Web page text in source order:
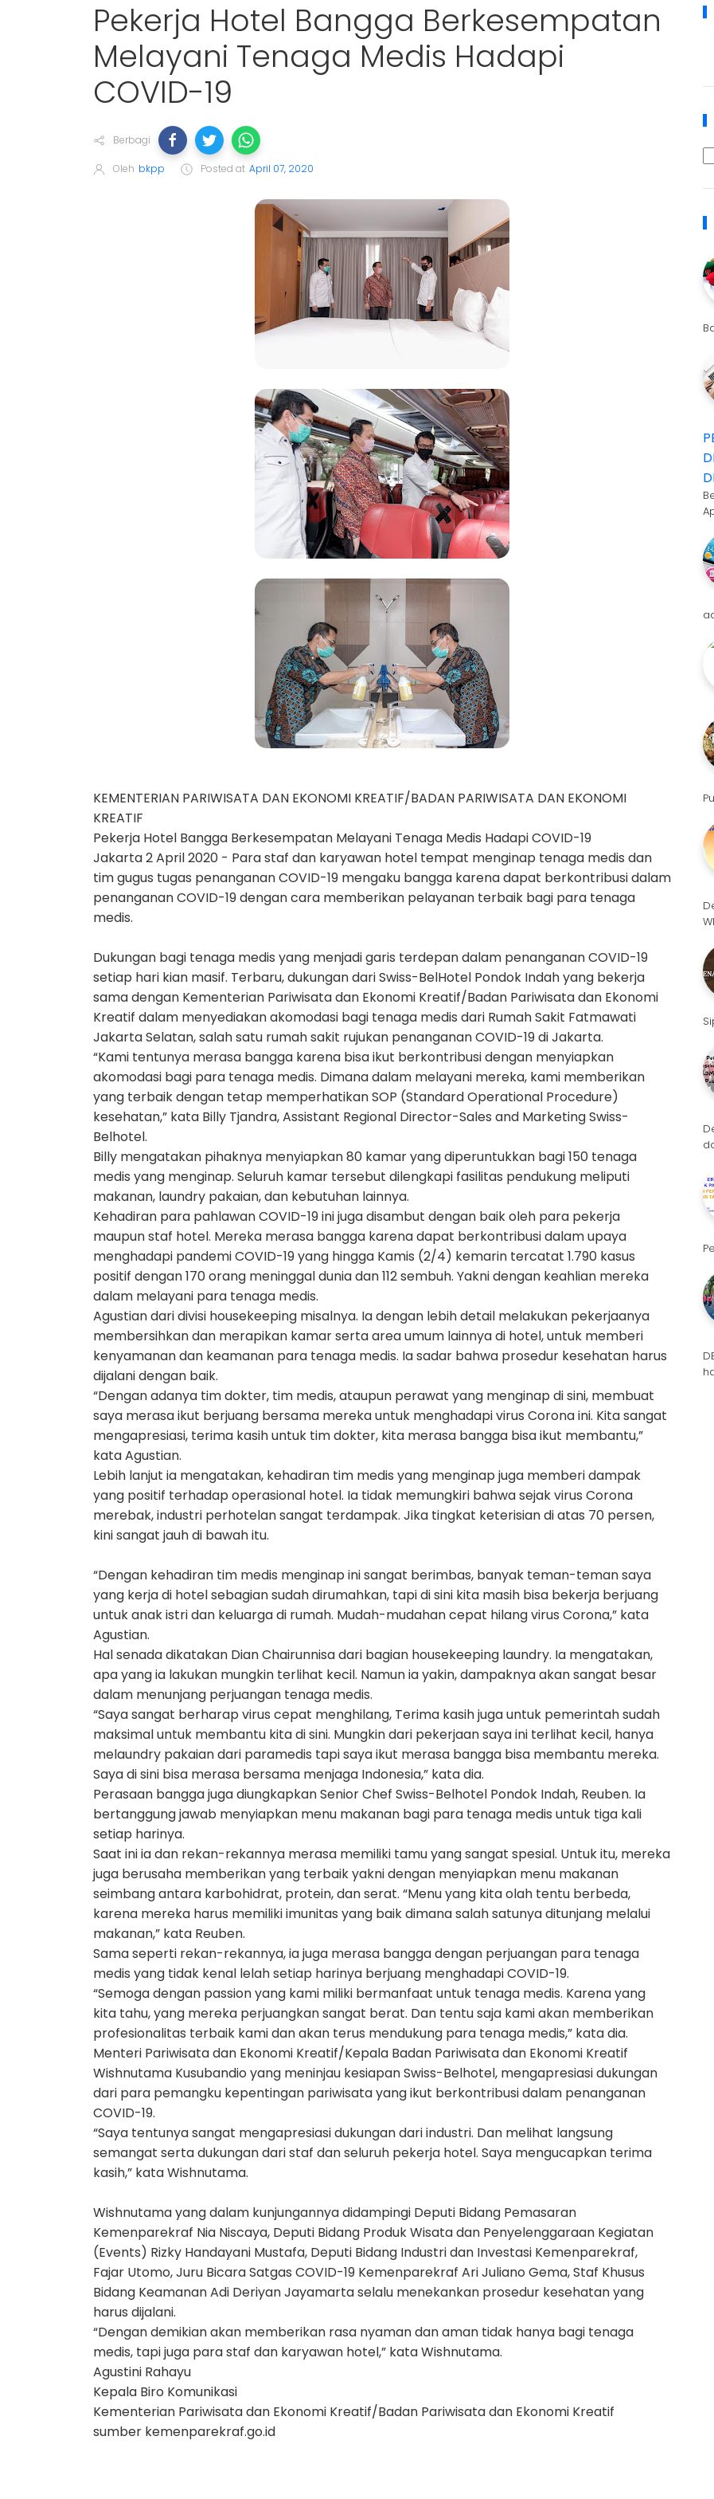
Pekerja Hotel Bangga Berkesempatan
Melayani Tenaga Medis Hadapi
COVID-19
Berbagi
Oleh bkpp Posted at April 07, 2020
KEMENTERIAN PARIWISATA DAN EKONOMI KREATIF/BADAN PARIWISATA DAN EKONOMI
KREATIF
Pekerja Hotel Bangga Berkesempatan Melayani Tenaga Medis Hadapi COVID-19
Jakarta 2 April 2020 - Para staf dan karyawan hotel tempat menginap tenaga medis dan
tim gugus tugas penanganan COVID-19 mengaku bangga karena dapat berkontribusi dalam
penanganan COVID-19 dengan cara memberikan pelayanan terbaik bagi para tenaga
medis.
Dukungan bagi tenaga medis yang menjadi garis terdepan dalam penanganan COVID-19
setiap hari kian masif. Terbaru, dukungan dari Swiss-BelHotel Pondok Indah yang bekerja
sama dengan Kementerian Pariwisata dan Ekonomi Kreatif/Badan Pariwisata dan Ekonomi
Kreatif dalam menyediakan akomodasi bagi tenaga medis dari Rumah Sakit Fatmawati
Jakarta Selatan, salah satu rumah sakit rujukan penanganan COVID-19 di Jakarta.
“Kami tentunya merasa bangga karena bisa ikut berkontribusi dengan menyiapkan
akomodasi bagi para tenaga medis. Dimana dalam melayani mereka, kami memberikan
yang terbaik dengan tetap memperhatikan SOP (Standard Operational Procedure)
kesehatan,” kata Billy Tjandra, Assistant Regional Director-Sales and Marketing Swiss-
Belhotel.
Billy mengatakan pihaknya menyiapkan 80 kamar yang diperuntukkan bagi 150 tenaga
medis yang menginap. Seluruh kamar tersebut dilengkapi fasilitas pendukung meliputi
makanan, laundry pakaian, dan kebutuhan lainnya.
Kehadiran para pahlawan COVID-19 ini juga disambut dengan baik oleh para pekerja
maupun staf hotel. Mereka merasa bangga karena dapat berkontribusi dalam upaya
menghadapi pandemi COVID-19 yang hingga Kamis (2/4) kemarin tercatat 1.790 kasus
positif dengan 170 orang meninggal dunia dan 112 sembuh. Yakni dengan keahlian mereka
dalam melayani para tenaga medis.
Agustian dari divisi housekeeping misalnya. Ia dengan lebih detail melakukan pekerjaanya
membersihkan dan merapikan kamar serta area umum lainnya di hotel, untuk memberi
kenyamanan dan keamanan para tenaga medis. Ia sadar bahwa prosedur kesehatan harus
dijalani dengan baik.
“Dengan adanya tim dokter, tim medis, ataupun perawat yang menginap di sini, membuat
saya merasa ikut berjuang bersama mereka untuk menghadapi virus Corona ini. Kita sangat
mengapresiasi, terima kasih untuk tim dokter, kita merasa bangga bisa ikut membantu,”
kata Agustian.
Lebih lanjut ia mengatakan, kehadiran tim medis yang menginap juga memberi dampak
yang positif terhadap operasional hotel. Ia tidak memungkiri bahwa sejak virus Corona
merebak, industri perhotelan sangat terdampak. Jika tingkat keterisian di atas 70 persen,
kini sangat jauh di bawah itu.
“Dengan kehadiran tim medis menginap ini sangat berimbas, banyak teman-teman saya
yang kerja di hotel sebagian sudah dirumahkan, tapi di sini kita masih bisa bekerja berjuang
untuk anak istri dan keluarga di rumah. Mudah-mudahan cepat hilang virus Corona,” kata
Agustian.
Hal senada dikatakan Dian Chairunnisa dari bagian housekeeping laundry. Ia mengatakan,
apa yang ia lakukan mungkin terlihat kecil. Namun ia yakin, dampaknya akan sangat besar
dalam menunjang perjuangan tenaga medis.
“Saya sangat berharap virus cepat menghilang, Terima kasih juga untuk pemerintah sudah
maksimal untuk membantu kita di sini. Mungkin dari pekerjaan saya ini terlihat kecil, hanya
melaundry pakaian dari paramedis tapi saya ikut merasa bangga bisa membantu mereka.
Saya di sini bisa merasa bersama menjaga Indonesia,” kata dia.
Perasaan bangga juga diungkapkan Senior Chef Swiss-Belhotel Pondok Indah, Reuben. Ia
bertanggung jawab menyiapkan menu makanan bagi para tenaga medis untuk tiga kali
setiap harinya.
Saat ini ia dan rekan-rekannya merasa memiliki tamu yang sangat spesial. Untuk itu, mereka
juga berusaha memberikan yang terbaik yakni dengan menyiapkan menu makanan
seimbang antara karbohidrat, protein, dan serat. “Menu yang kita olah tentu berbeda,
karena mereka harus memiliki imunitas yang baik dimana salah satunya ditunjang melalui
makanan,” kata Reuben.
Sama seperti rekan-rekannya, ia juga merasa bangga dengan perjuangan para tenaga
medis yang tidak kenal lelah setiap harinya berjuang menghadapi COVID-19.
“Semoga dengan passion yang kami miliki bermanfaat untuk tenaga medis. Karena yang
kita tahu, yang mereka perjuangkan sangat berat. Dan tentu saja kami akan memberikan
profesionalitas terbaik kami dan akan terus mendukung para tenaga medis,” kata dia.
Menteri Pariwisata dan Ekonomi Kreatif/Kepala Badan Pariwisata dan Ekonomi Kreatif
Wishnutama Kusubandio yang meninjau kesiapan Swiss-Belhotel, mengapresiasi dukungan
dari para pemangku kepentingan pariwisata yang ikut berkontribusi dalam penanganan
COVID-19.
“Saya tentunya sangat mengapresiasi dukungan dari industri. Dan melihat langsung
semangat serta dukungan dari staf dan seluruh pekerja hotel. Saya mengucapkan terima
kasih,” kata Wishnutama.
Wishnutama yang dalam kunjungannya didampingi Deputi Bidang Pemasaran
Kemenparekraf Nia Niscaya, Deputi Bidang Produk Wisata dan Penyelenggaraan Kegiatan
(Events) Rizky Handayani Mustafa, Deputi Bidang Industri dan Investasi Kemenparekraf,
Fajar Utomo, Juru Bicara Satgas COVID-19 Kemenparekraf Ari Juliano Gema, Staf Khusus
Bidang Keamanan Adi Deriyan Jayamarta selalu menekankan prosedur kesehatan yang
harus dijalani.
“Dengan demikian akan memberikan rasa nyaman dan aman tidak hanya bagi tenaga
medis, tapi juga para staf dan karyawan hotel,” kata Wishnutama.
Agustini Rahayu
Kepala Biro Komunikasi
Kementerian Pariwisata dan Ekonomi Kreatif/Badan Pariwisata dan Ekonomi Kreatif
sumber kemenparekraf.go.id